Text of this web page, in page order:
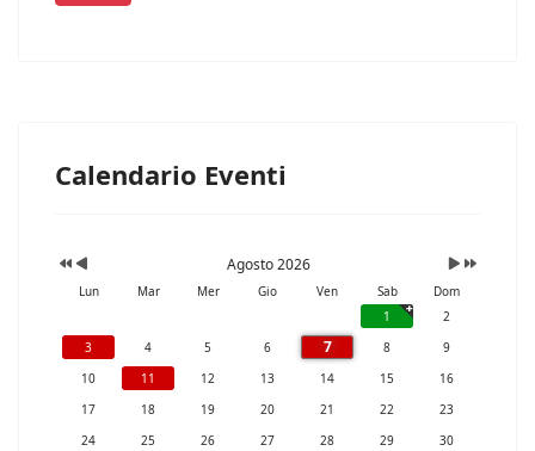
Calendario Eventi
Agosto 2026
Lun Mar Mer Gio Ven Sab
Dom
1
2
3
4 5 6 7 8
9
10
11 12 13 14 15
16
17
18 19 20 21 22
23
24
25 26 27 28 29
30